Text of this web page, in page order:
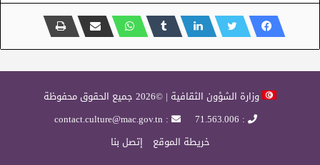
وزارة الشؤون الثقافية | ©2026 جميع الحقوق محفوظة
: 71.563.006
: contact.culture@mac.gov.tn
خريطة الموقع
إتصل بنا